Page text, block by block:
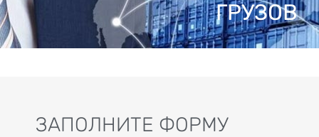
ГРУЗОВ
ЗАПОЛНИТЕ ФОРМУ